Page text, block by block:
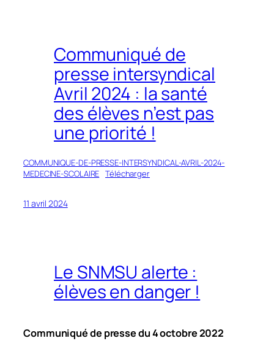
Communiqué de
presse intersyndical
Avril 2024 : la santé
des élèves n’est pas
une priorité !
COMMUNIQUE-DE-PRESSE-INTERSYNDICAL-AVRIL-2024-
MEDECINE-SCOLAIRE Télécharger
11 avril 2024
Le SNMSU alerte :
élèves en danger !
Communiqué de presse du 4 octobre 2022